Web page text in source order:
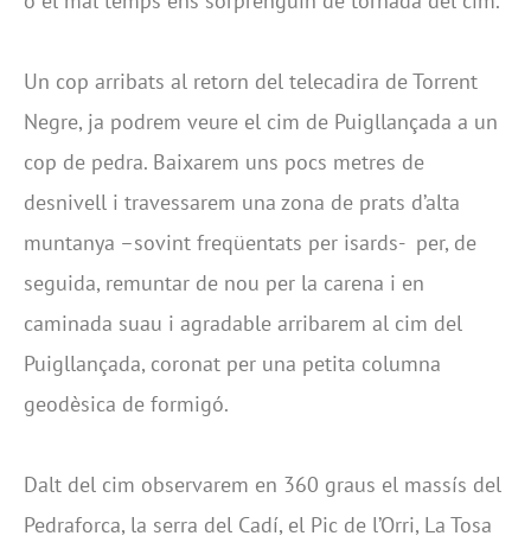
Un cop arribats al retorn del telecadira de Torrent
Negre, ja podrem veure el cim de Puigllançada a un
cop de pedra. Baixarem uns pocs metres de
desnivell i travessarem una zona de prats d’alta
muntanya –sovint freqüentats per isards- per, de
seguida, remuntar de nou per la carena i en
caminada suau i agradable arribarem al cim del
Puigllançada, coronat per una petita columna
geodèsica de formigó.
Dalt del cim observarem en 360 graus el massís del
Pedraforca, la serra del Cadí, el Pic de l’Orri, La Tosa